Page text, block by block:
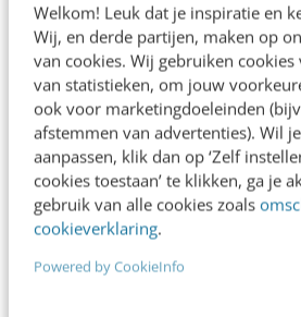
Welkom! Leuk dat je inspiratie en
Wij, en derde partijen, maken op
van cookies. Wij gebruiken
van statistieken, om jouw
ook voor marketingdoeleinden
afstemmen van advertenties). Wil
aanpassen, klik dan op ‘Zelf
cookies toestaan’ te klikken, ga je
gebruik van alle cookies zoals
cookieverklaring.
Powered by CookieInfo
Nieuwsbrieven
Over ons
Ons team
Werken bij
Whitepapers